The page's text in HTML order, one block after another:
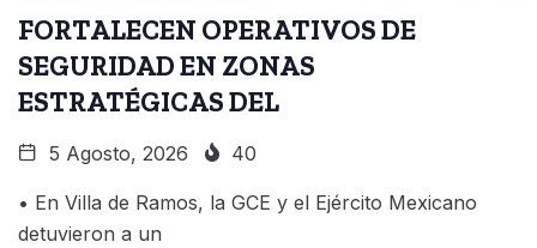
FORTALECEN OPERATIVOS DE
SEGURIDAD EN ZONAS
ESTRATÉGICAS DEL
5 Agosto, 2026 40
• En Villa de Ramos, la GCE y el Ejército Mexicano
detuvieron a un